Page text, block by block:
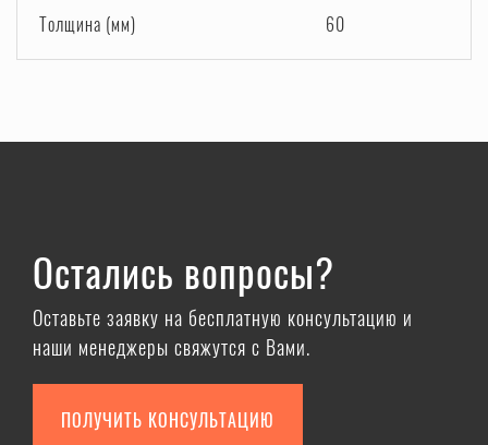
Толщина (мм) 60
Остались вопросы?
Оставьте заявку на бесплатную консультацию и
наши менеджеры свяжутся с Вами.
ПОЛУЧИТЬ КОНСУЛЬТАЦИЮ